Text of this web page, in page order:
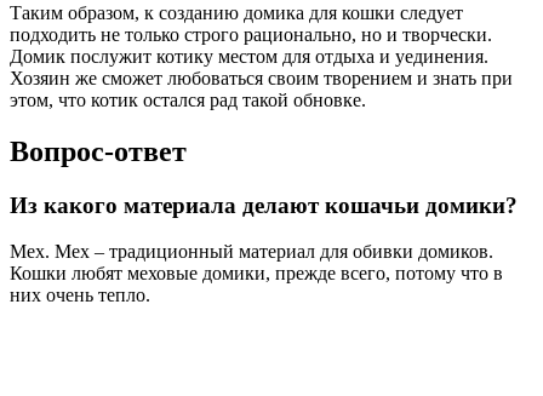
Таким образом, к созданию домика для кошки следует
подходить не только строго рационально, но и творчески.
Домик послужит котику местом для отдыха и уединения.
Хозяин же сможет любоваться своим творением и знать при
этом, что котик остался рад такой обновке.
Вопрос-ответ
Из какого материала делают кошачьи домики?
Мех. Мех – традиционный материал для обивки домиков.
Кошки любят меховые домики, прежде всего, потому что в
них очень тепло.